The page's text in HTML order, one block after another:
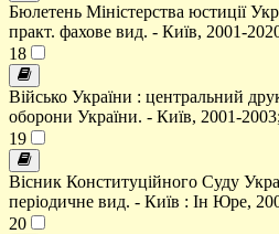
Бюлетень Міністерства юстиції
практ. фахове вид. - Київ, 2001-
18
Військо України : центральний
оборони України. - Київ, 2001-
19
Вісник Конституційного Суду
періодичне вид. - Київ : Ін Юре,
20